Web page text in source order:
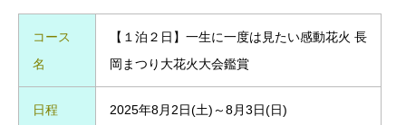
コース
名
【１泊２日】一生に一度は見たい感動花火 長
岡まつり大花火大会鑑賞
日程 2025年8月2日(土)～8月3日(日)